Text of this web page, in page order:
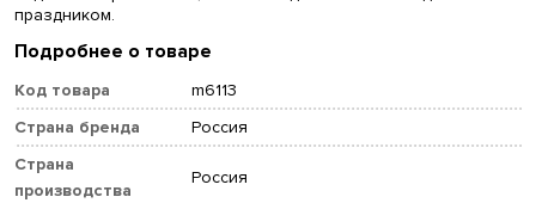
праздником.
Подробнее о товаре
Код товара
m6113
Страна бренда
Россия
Страна
производства
Россия